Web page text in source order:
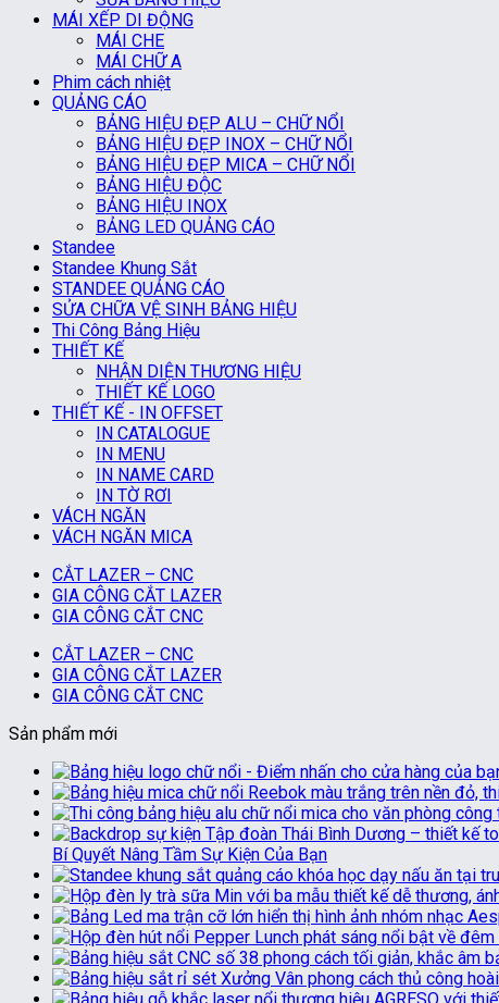
MÁI XẾP DI ĐỘNG
MÁI CHE
MÁI CHỮ A
Phim cách nhiệt
QUẢNG CÁO
BẢNG HIỆU ĐẸP ALU – CHỮ NỔI
BẢNG HIỆU ĐẸP INOX – CHỮ NỔI
BẢNG HIỆU ĐẸP MICA – CHỮ NỔI
BẢNG HIỆU ĐỘC
BẢNG HIỆU INOX
BẢNG LED QUẢNG CÁO
Standee
Standee Khung Sắt
STANDEE QUẢNG CÁO
SỬA CHỮA VỆ SINH BẢNG HIỆU
Thi Công Bảng Hiệu
THIẾT KẾ
NHẬN DIỆN THƯƠNG HIỆU
THIẾT KẾ LOGO
THIẾT KẾ - IN OFFSET
IN CATALOGUE
IN MENU
IN NAME CARD
IN TỜ RƠI
VÁCH NGĂN
VÁCH NGĂN MICA
CẮT LAZER – CNC
GIA CÔNG CẮT LAZER
GIA CÔNG CẮT CNC
CẮT LAZER – CNC
GIA CÔNG CẮT LAZER
GIA CÔNG CẮT CNC
Sản phẩm mới
Bí Quyết Nâng Tầm Sự Kiện Của Bạn